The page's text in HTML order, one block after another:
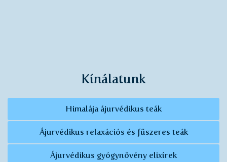
Kínálatunk
Himalája ájurvédikus teák
Ájurvédikus relaxációs és fűszeres teák
Ájurvédikus gyógynövény elixírek